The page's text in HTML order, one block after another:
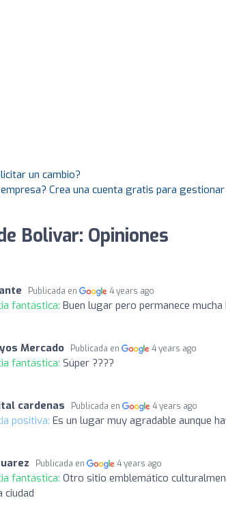
un cambio?
Crea una cuenta gratis para
Bolivar: Opiniones
Publicada en 4 years ago
fantástica: Buen lugar pero permanece
Mercado Publicada en 4 years ago
fantástica: Súper ????
cardenas Publicada en 4 years ago
positiva: Es un lugar muy agradable aunque
Publicada en 4 years ago
fantástica: Otro sitio emblemático
ciudad